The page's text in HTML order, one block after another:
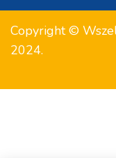
Copyright ©
2024.